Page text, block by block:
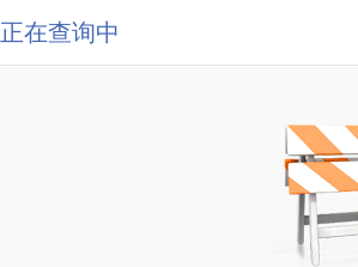
正在查询中